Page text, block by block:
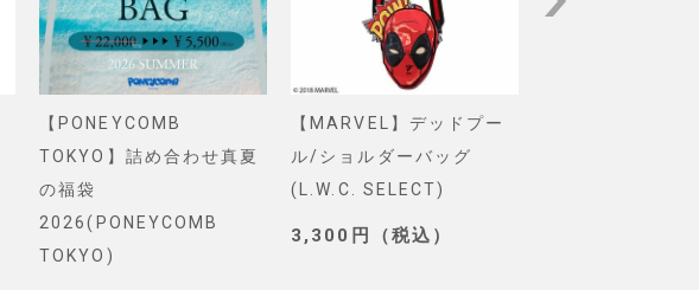
【PONEYCOMB
TOKYO】詰め合わせ真夏
の福袋
2026(PONEYCOMB
TOKYO)
【MARVEL】デッドプー
ル/ショルダーバッグ
(L.W.C. SELECT)
3,300円（税込）